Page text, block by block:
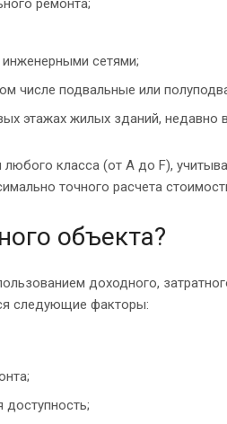
ремонта;
сетями;
числе подвальные или
этажах жилых зданий, недавно
класса (от А до F),
точного расчета
объекта?
доходного,
следующие факторы:
доступность;